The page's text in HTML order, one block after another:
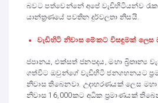
බවට පත්වෙන්නේ අපේ වැඩිහිටියන්ව
යාන්ත්‍රණයේ පවතින දුර්වලතා නිසයි.
වැඩිහිටි නිවාස මේකට විසඳුමක් ලෙස
ජපානය, එක්සත් ජනපදය, මහා බ්‍රිතාන්‍ය
ගත්විට ඔවුන්ගේ වැඩිහිටි ජනගහනයට
නිවාස තිබෙනවා. උදාහරණයක් ලෙස මහා
නිවාස 16,000කට අධික ප්‍රමාණයක්